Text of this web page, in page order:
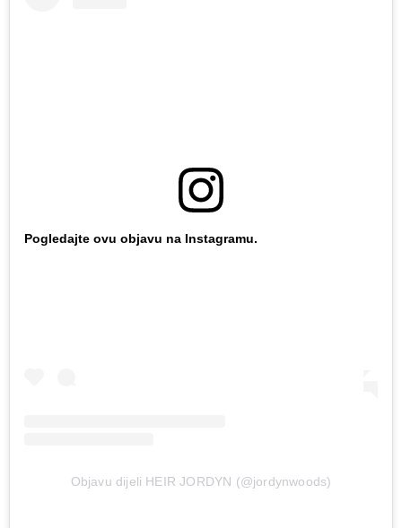
Pogledajte ovu objavu na Instagramu.
Objavu dijeli HEIR JORDYN (@jordynwoods)